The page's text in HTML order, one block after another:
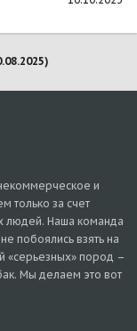
и
только за счет
людей. Наша команда
побоялись взять на
«серьезных» пород –
Мы делаем это вот